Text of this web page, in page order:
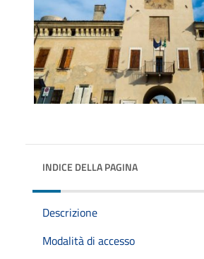
INDICE DELLA PAGINA
Descrizione
Modalità di accesso